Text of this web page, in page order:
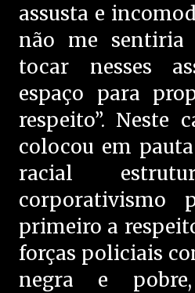
assusta e
não me
tocar nesses
espaço para
respeito”. Neste
colocou em
racial
corporativismo
primeiro a
forças policiais
negra e